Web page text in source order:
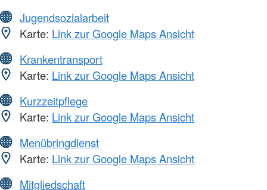
Jugendsozialarbeit
Karte: Link zur Google Maps Ansicht
Krankentransport
Karte: Link zur Google Maps Ansicht
Kurzzeitpflege
Karte: Link zur Google Maps Ansicht
Menübringdienst
Karte: Link zur Google Maps Ansicht
Mitgliedschaft